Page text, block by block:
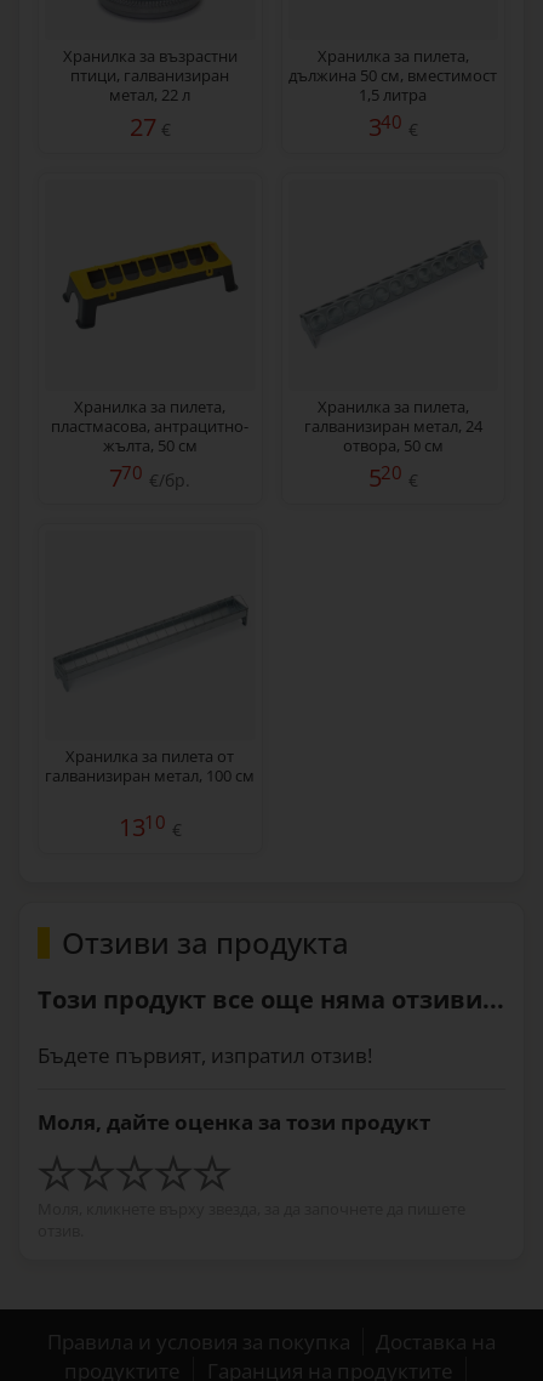
Хранилка за възрастни
птици, галванизиран
метал, 22 л
27 €
Хранилка за пилета,
дължина 50 см, вместимост
1,5 литра
340 €
Хранилка за пилета,
пластмасова, антрацитно-
жълта, 50 см
770 €/бр.
Хранилка за пилета,
галванизиран метал, 24
отвора, 50 см
520 €
Хранилка за пилета от
галванизиран метал, 100 см
1310 €
Отзиви за продукта
Този продукт все още няма отзиви...
Бъдете първият, изпратил отзив!
Моля, дайте оценка за този продукт
Правила и условия за покупка
Доставка на
продуктите
Гаранция на продуктите